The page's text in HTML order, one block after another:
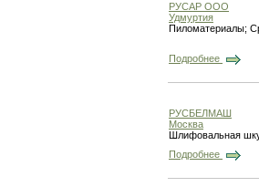
РУСАР ООО
Удмуртия
Пиломатериалы;
Подробнее
РУСБЕЛМАШ
Москва
Шлифовальная
Подробнее